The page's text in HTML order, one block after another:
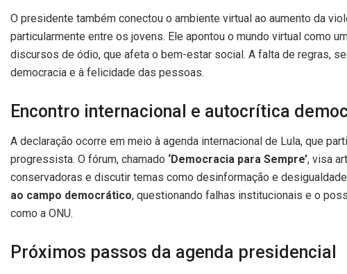
O presidente também conectou o ambiente virtual ao aumento da
particularmente entre os jovens. Ele apontou o mundo virtual como
discursos de ódio, que afeta o bem-estar social. A falta de regras,
democracia e à felicidade das pessoas.
Encontro internacional e autocrítica
A declaração ocorre em meio à agenda internacional de Lula, que
progressista. O fórum, chamado ‘Democracia para Sempre’, visa
conservadoras e discutir temas como desinformação e
ao campo democrático, questionando falhas institucionais e o
como a ONU.
Próximos passos da agenda presidencial